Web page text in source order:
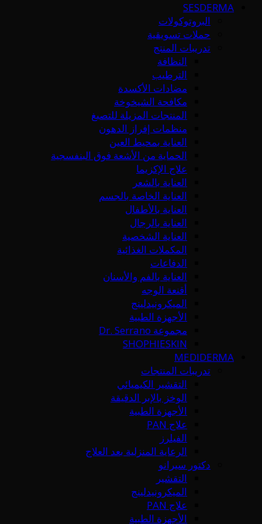
SESDERMA
البروتوكولات
حملات تسويقية
تدريبات المنتج
النظافة
الترطيب
مضادات الأكسدة
مكافحة الشيخوخة
المنتجات المزيلة للتصبغ
منظمات إفراز الدهون
العناية بمحيط العين
الحماية من الأشعة فوق البنفسجية
علاج الإكزيما
العناية بالشعر
العناية الخاصة بالجسم
العناية بالأطفال
العناية بالرجال
العناية الشخصية
المكملات الغذائية
الدفاعات
العناية بالفم والأسنان
أقنعة الوجه
الميكرونيدلينج
الأجهزة الطبية
مجموعة Dr. Serrano
SHOPHIESKIN
MEDIDERMA
تدريبات المنتجات
التقشير الكيميائي
الوخز بالإبر الدقيقة
الأجهزة الطبية
علاج PAN
الفيلرز
الرعاية المنزلية بعد العلاج
دكتور سيرانو
التقشير
الميكرونيدلينج
علاج PAN
الأجهزة الطبية